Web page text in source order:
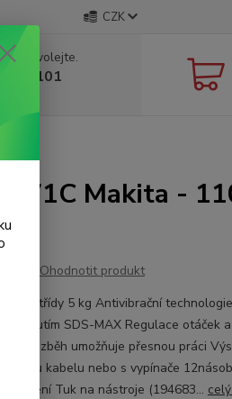
CZK
Zavolejte.
986 101
hod.)
J
Makita -
Ohodnotit produkt
třídy 5 kg Antivibrační
upnutím SDS-MAX Regulace otáček
rozběh umožňuje přesnou práci
kabelu nebo s vypínače
balení Tuk na nástroje (194683...